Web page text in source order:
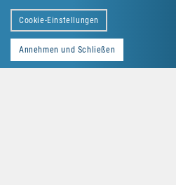
Cookie-Einstellungen
Annehmen und Schließen